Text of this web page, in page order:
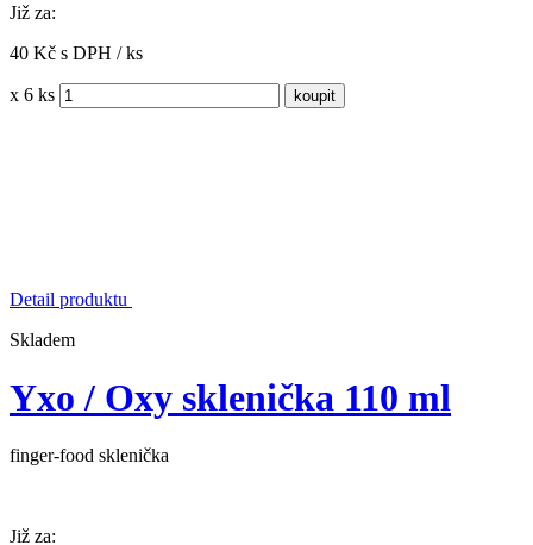
Již za:
40 Kč s DPH / ks
x 6 ks
Detail produktu
Skladem
Yxo / Oxy sklenička 110 ml
finger-food sklenička
Již za: